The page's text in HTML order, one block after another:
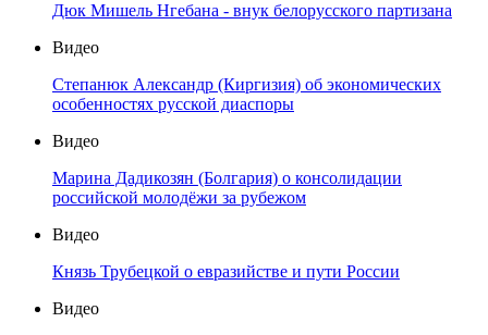
Дюк Мишель Нгебана - внук белорусского партизана
Видео
Степанюк Александр (Киргизия) об экономических
особенностях русской диаспоры
Видео
Марина Дадикозян (Болгария) о консолидации
российской молодёжи за рубежом
Видео
Князь Трубецкой о евразийстве и пути России
Видео